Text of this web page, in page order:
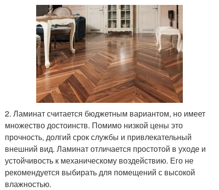
2. Ламинат считается бюджетным вариантом, но имеет
множество достоинств. Помимо низкой цены это
прочность, долгий срок службы и привлекательный
внешний вид. Ламинат отличается простотой в уходе и
устойчивость к механическому воздействию. Его не
рекомендуется выбирать для помещений с высокой
влажностью.